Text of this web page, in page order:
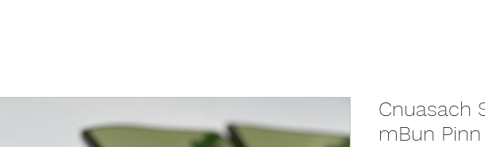
Cnuasach
mBun Pinn